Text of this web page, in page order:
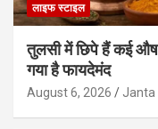
लाइफ स्टाइल
तुलसी में छिपे हैं कई
गया है फायदेमंद
August 6, 2026 Janta